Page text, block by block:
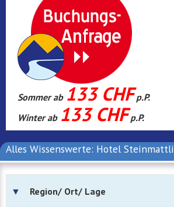
Sommer ab 133 CHFp.P.
Winter ab 133 CHFp.P.
Alles Wissenswerte: Hotel Steinmattli
Region/ Ort/ Lage